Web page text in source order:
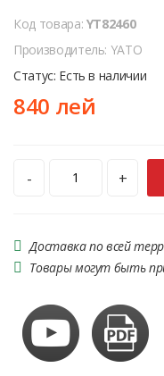
Код товара: YT82460
Производитель: YATO
Статус: Есть в наличии
840 лей
- +
Доставка по всей
Товары могут быть